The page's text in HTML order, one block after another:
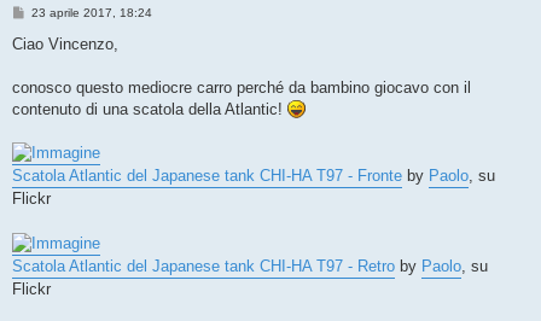
M
s
g
i
23 aprile 2017, 18:24
Ciao Vincenzo,
conosco questo mediocre carro perché da bambino giocavo con il
contenuto di una scatola della Atlantic!
Scatola Atlantic del Japanese tank CHI-HA T97 - Fronte by Paolo, su
Flickr
Scatola Atlantic del Japanese tank CHI-HA T97 - Retro by Paolo , su
Flickr